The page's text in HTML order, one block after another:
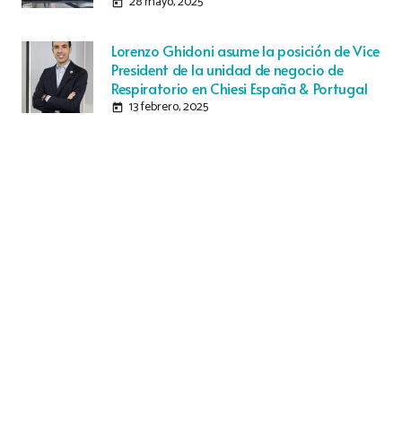
Lorenzo Ghidoni asume la posición de Vice
President de la unidad de negocio de
Respiratorio en Chiesi España & Portugal
today 13 febrero, 2025